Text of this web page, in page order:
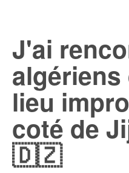
J'ai
lieu
coté de
🇩🇿